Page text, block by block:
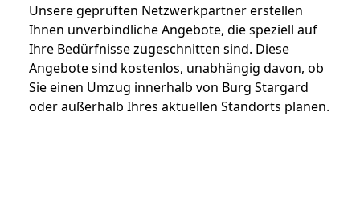
Unsere geprüften Netzwerkpartner erstellen
Ihnen unverbindliche Angebote, die speziell auf
Ihre Bedürfnisse zugeschnitten sind. Diese
Angebote sind kostenlos, unabhängig davon, ob
Sie einen Umzug innerhalb von Burg Stargard
oder außerhalb Ihres aktuellen Standorts planen.